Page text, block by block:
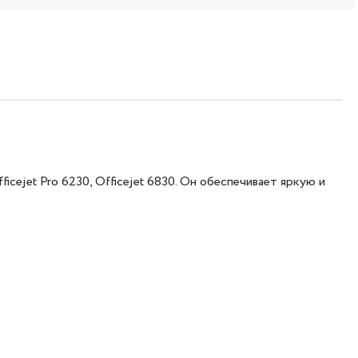
Pro 6230, Officejet 6830. Он обеспечивает яркую и